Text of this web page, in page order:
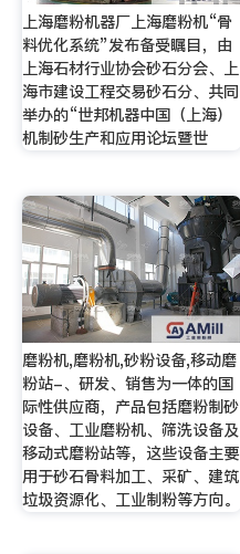
上海磨粉机器厂上海磨粉机“骨
料优化系统”发布备受瞩目，由
上海石材行业协会砂石分会、上
海市建设工程交易砂石分、共同
举办的“世邦机器中国（上海）
机制砂生产和应用论坛暨世
磨粉机,磨粉机,砂粉设备,移动磨
粉站-、研发、销售为一体的国
际性供应商，产品包括磨粉制砂
设备、工业磨粉机、筛洗设备及
移动式磨粉站等，这些设备主要
用于砂石骨料加工、采矿、建筑
垃圾资源化、工业制粉等方向。